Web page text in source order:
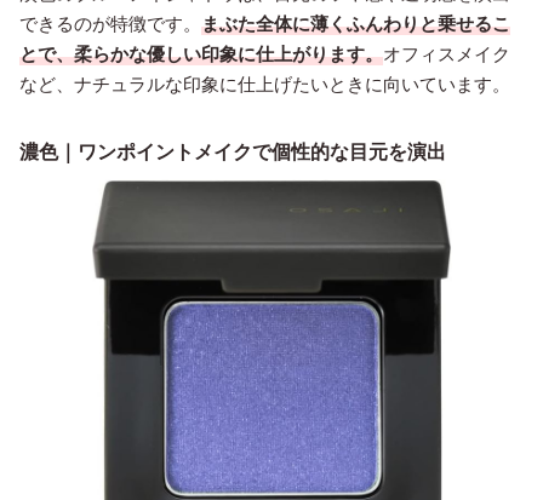
できるのが特徴です。 まぶた全体に薄くふんわりと乗せるこ
とで、柔らかな優しい印象に仕上がります。オフィスメイク
など、ナチュラルな印象に仕上げたいときに向いています。
濃色｜ワンポイントメイクで個性的な目元を演出